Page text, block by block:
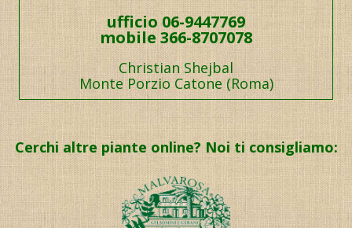
ufficio 06-9447769
mobile 366-8707078
Christian Shejbal
Monte Porzio Catone (Roma)
Cerchi altre piante online? Noi ti consigliamo: